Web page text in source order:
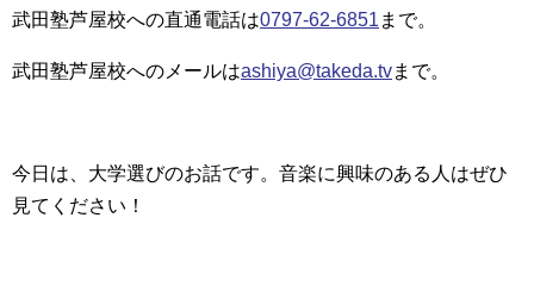
武田塾芦屋校への直通電話は0797-62-6851 まで。
武田塾芦屋校へのメールはashiya@takeda.tvまで。
今日は、大学選びのお話です。音楽に興味のある人はぜひ
見てください！